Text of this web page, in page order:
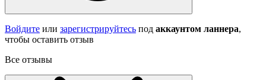
Войдите или зарегистрируйтесь под аккаунтом ланнера,
чтобы оставить отзыв
Все отзывы